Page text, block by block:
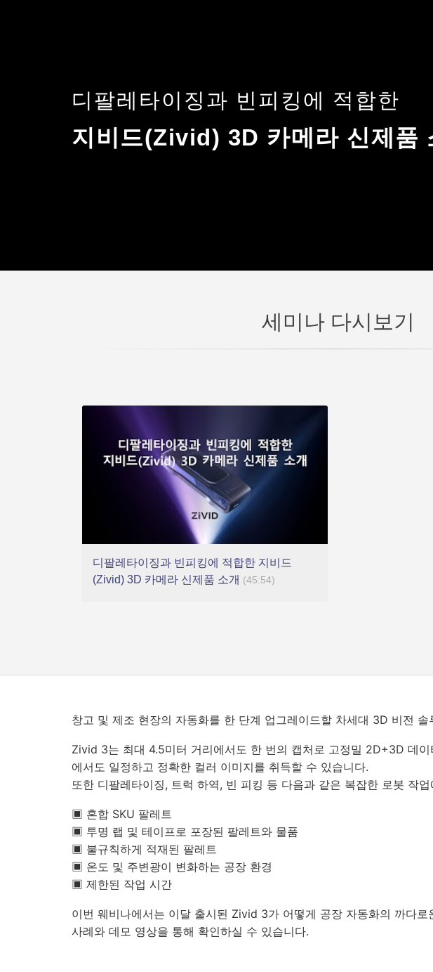
디팔레타이징과 빈피킹에 적합한
지비드(Zivid) 3D 카메라 신제품
세미나 다시보기
디팔레타이징과 빈피킹에 적합한 지비드
(Zivid) 3D 카메라 신제품 소개 (45:54)
창고 및 제조 현장의 자동화를 한 단계 업그레이드할 차세대 3D 비전
Zivid 3는 최대 4.5미터 거리에서도 한 번의 캡처로 고정밀 2D+3D 데
에서도 일정하고 정확한 컬러 이미지를 취득할 수 있습니다.
또한 디팔레타이징, 트럭 하역, 빈 피킹 등 다음과 같은 복잡한 로봇 작
▣ 혼합 SKU 팔레트
▣ 투명 랩 및 테이프로 포장된 팔레트와 물품
▣ 불규칙하게 적재된 팔레트
▣ 온도 및 주변광이 변화하는 공장 환경
▣ 제한된 작업 시간
이번 웨비나에서는 이달 출시된 Zivid 3가 어떻게 공장 자동화의 까다로
사례와 데모 영상을 통해 확인하실 수 있습니다.